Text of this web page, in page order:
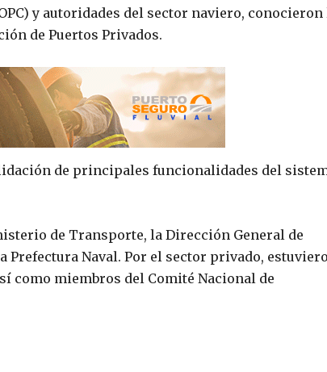
y autoridades del sector naviero, conocieron
de Puertos Privados.
de principales funcionalidades del
de Transporte, la Dirección General de
Prefectura Naval. Por el sector privado,
como miembros del Comité Nacional de